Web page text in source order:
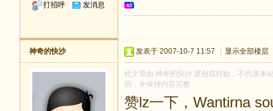
打招呼
发消息
神奇的快沙 发表于 2007-10-7 11:57 显示全部楼层
此文章由 神奇的快沙 原创或转贴，不代表本
明，并保持内容完整
赞lz一下，Wantirna